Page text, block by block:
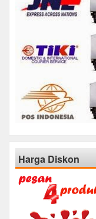
Harga Diskon